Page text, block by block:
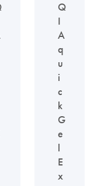
Q
I
A
q
u
i
c
k
G
e
l
E
x